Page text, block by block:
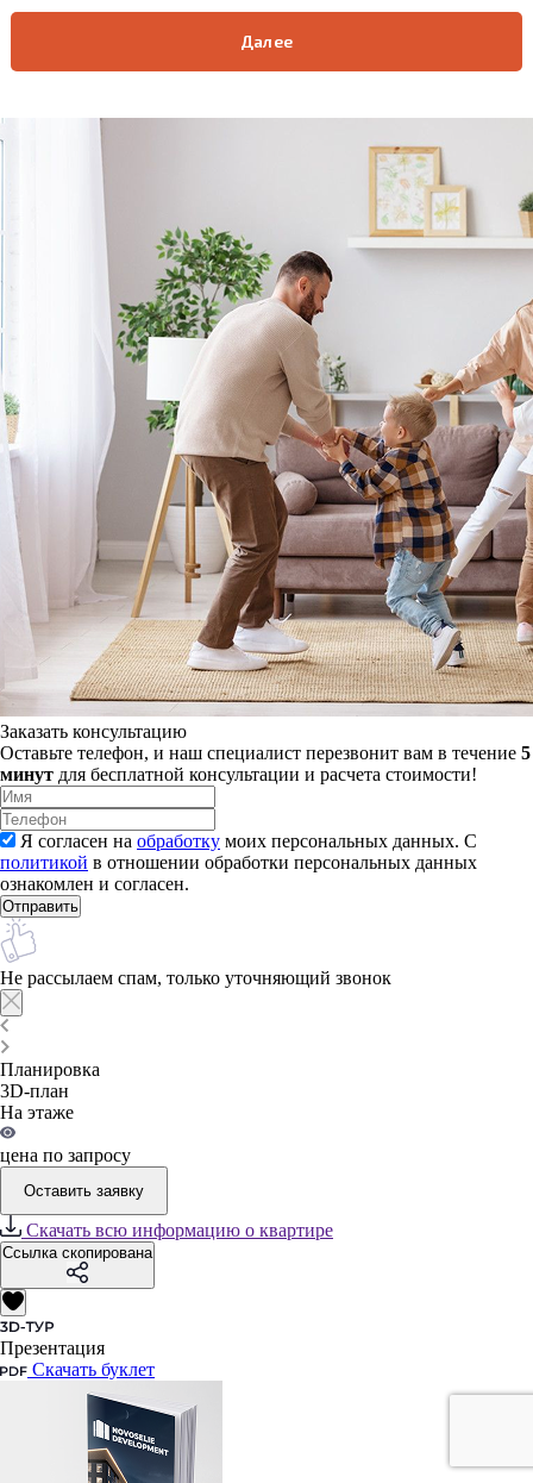
Заказать консультацию
Оставьте телефон, и наш специалист перезвонит вам в течение 5
минут для бесплатной консультации и расчета стоимости!
Я согласен на обработку моих персональных данных. С
политикой в отношении обработки персональных данных
ознакомлен и согласен.
Не рассылаем спам, только уточняющий звонок
Планировка
3D-план
На этаже
цена по запросу
Оставить заявку
Скачать всю информацию о квартире
Ссылка скопирована
Презентация
Скачать буклет